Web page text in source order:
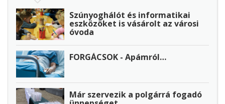
Szúnyoghálót és informatikai
eszközöket is vásárolt az városi
óvoda
FORGÁCSOK - Apámról…
Már szervezik a polgárrá fogadó